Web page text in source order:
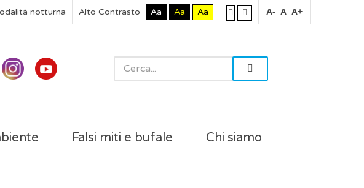
notturna Alto Contrasto Aa Aa Aa A- A A+
Falsi miti e bufale Chi siamo